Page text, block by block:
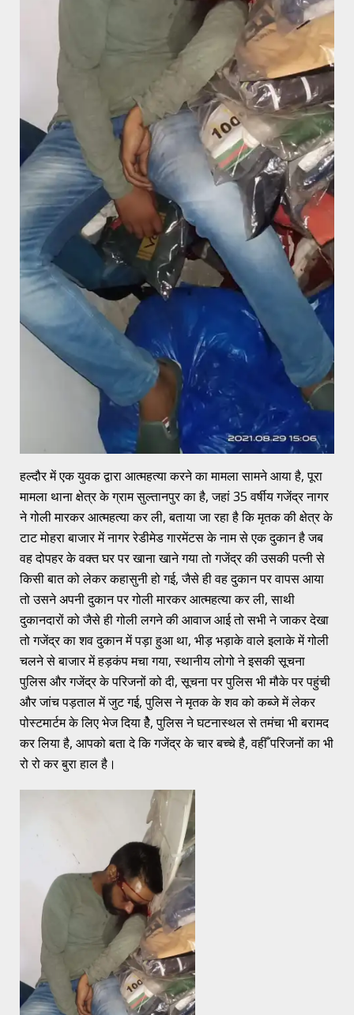
हल्दौर में एक युवक द्वारा आत्महत्या करने का मामला सामने आया है, पूरा
मामला थाना क्षेत्र के ग्राम सुल्तानपुर का है, जहां 35 वर्षीय गजेंद्र नागर
ने गोली मारकर आत्महत्या कर ली, बताया जा रहा है कि मृतक की क्षेत्र के
टाट मोहरा बाजार में नागर रेडीमेड गारमेंटस के नाम से एक दुकान है जब
वह दोपहर के वक्त घर पर खाना खाने गया तो गजेंद्र की उसकी पत्नी से
किसी बात को लेकर कहासुनी हो गई, जैसे ही वह दुकान पर वापस आया
तो उसने अपनी दुकान पर गोली मारकर आत्महत्या कर ली, साथी
दुकानदारों को जैसे ही गोली लगने की आवाज आई तो सभी ने जाकर देखा
तो गजेंद्र का शव दुकान में पड़ा हुआ था, भीड़ भड़ाके वाले इलाके में गोली
चलने से बाजार में हड़कंप मचा गया, स्थानीय लोगो ने इसकी सूचना
पुलिस और गजेंद्र के परिजनों को दी, सूचना पर पुलिस भी मौके पर पहुंची
और जांच पड़ताल में जुट गई, पुलिस ने मृतक के शव को कब्जे में लेकर
पोस्टमार्टम के लिए भेज दिया हेै, पुलिस ने घटनास्थल से तमंचा भी बरामद
कर लिया है, आपको बता दे कि गजेंद्र के चार बच्चे है, वहीँ परिजनों का भी
रो रो कर बुरा हाल है।